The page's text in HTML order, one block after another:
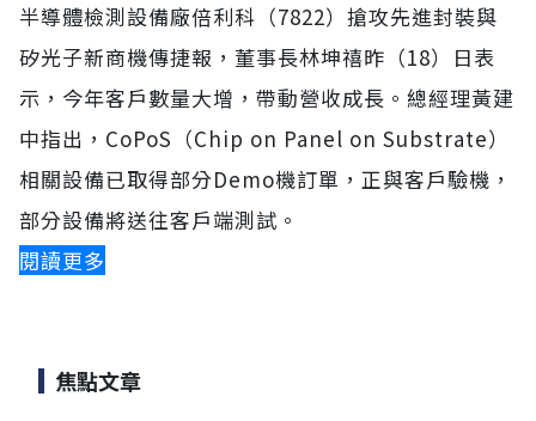
半導體檢測設備廠倍利科（7822）搶攻先進封裝與
矽光子新商機傳捷報，董事長林坤禧昨（18）日表
示，今年客戶數量大增，帶動營收成長。總經理黃建
中指出，CoPoS（Chip on Panel on Substrate）
相關設備已取得部分Demo機訂單，正與客戶驗機，
部分設備將送往客戶端測試。
閱讀更多
焦點文章